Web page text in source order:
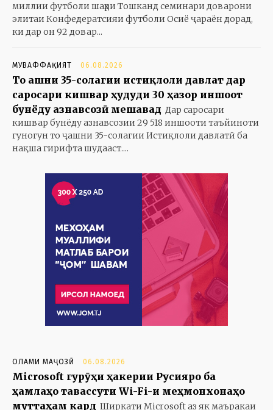
миллии футболи шаҳри Тошканд семинари доварони
элитаи Конфедератсияи футболи Осиё ҷараён дорад,
ки дар он 92 довар...
МУВАФФАҚИЯТ 06.08.2026
То ҷашни 35-солагии истиқлоли давлат дар
саросари кишвар ҳудуди 30 ҳазор иншоот
бунёду азнавсозӣ мешавад Дар саросари
кишвар бунёду азнавсозии 29 518 иншооти таъйиноти
гуногун то ҷашни 35-солагии Истиқлоли давлатӣ ба
нақша гирифта шудааст....
ОЛАМИ МАҶОЗӢ 06.08.2026
Microsoft гурӯҳи ҳакерии Русияро ба
ҳамлаҳо тавассути Wi-Fi-и меҳмонхонаҳо
муттаҳам кард Ширкати Microsoft аз як маъракаи